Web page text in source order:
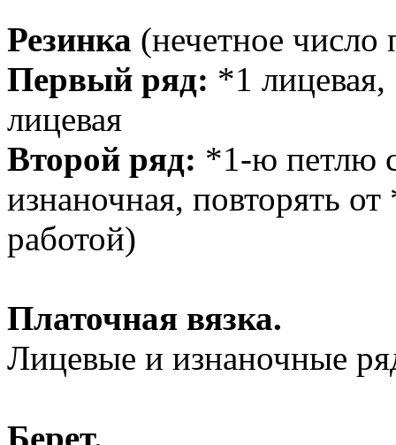
Резинка (нечетное число
Первый ряд: *1 лицевая,
лицевая
Второй ряд: *1-ю петлю
изнаночная, повторять
работой)
Платочная вязка.
Лицевые и изнаночные
Берет.